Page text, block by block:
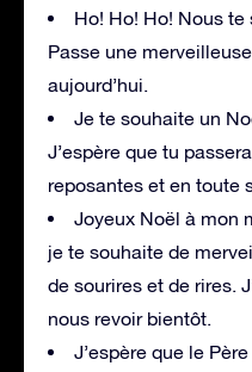
Ho! Ho! Ho! Nous te
Passe une
aujourd’hui.
Je te souhaite un
J’espère que tu
reposantes et en toute
Joyeux Noël à mon
je te souhaite de
de sourires et de rires.
nous revoir bientôt.
J’espère que le